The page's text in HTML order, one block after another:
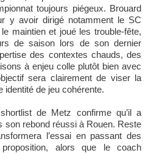
toujours piégeux. Brouard
y avoir dirigé notamment le SC
maintien et joué les trouble-fête,
de saison lors de son dernier
des contextes chauds, des
à enjeu colle plutôt bien avec
sera clairement de viser la
identité de jeu cohérente.
de Metz confirme qu’il a
son rebond réussi à Rouen. Reste
l’essai en passant des
alors que le coach